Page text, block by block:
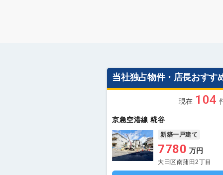
当社独占物件・店長おすす
現在 104
京急空港線 糀谷
新築一戸建て
7780 万円
大田区南蒲田2丁目